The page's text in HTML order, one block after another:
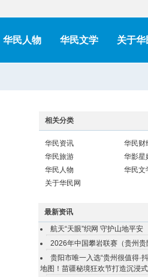
华民人物 华民文学 关于华
相关分类
华民资讯
华民财
华民旅游
华影星
华民人物
华民文
关于华民网
最新资讯
航天“天眼”织网 守护山地平安
2026年中国攀岩联赛（贵州贵
贵阳市唯一入选“贵州很值得·
地图！苗疆秘境狂欢节打造沉浸